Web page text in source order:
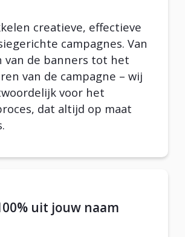
creatieve, effectieve
campagnes. Van
van de banners tot het
van de campagne – wij
voor het
dat altijd op maat
uit jouw naam